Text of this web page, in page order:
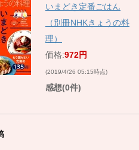
いまどき定番ごはん
（別冊NHKきょうの料
理）
価格:972円
(2019/4/26 05:15時点)
感想(0件)